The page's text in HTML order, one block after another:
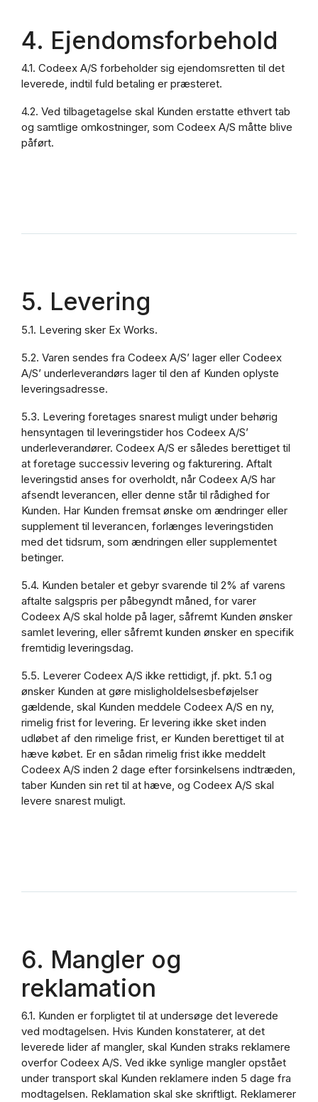
4. Ejendomsforbehold
4.1. Codeex A/S forbeholder sig ejendomsretten til det
leverede, indtil fuld betaling er præsteret.
4.2. Ved tilbagetagelse skal Kunden erstatte ethvert tab
og samtlige omkostninger, som Codeex A/S måtte blive
påført.
5. Levering
5.1. Levering sker Ex Works.
5.2. Varen sendes fra Codeex A/S’ lager eller Codeex
A/S’ underleverandørs lager til den af Kunden oplyste
leveringsadresse.
5.3. Levering foretages snarest muligt under behørig
hensyntagen til leveringstider hos Codeex A/S’
underleverandører. Codeex A/S er således berettiget til
at foretage successiv levering og fakturering. Aftalt
leveringstid anses for overholdt, når Codeex A/S har
afsendt leverancen, eller denne står til rådighed for
Kunden. Har Kunden fremsat ønske om ændringer eller
supplement til leverancen, forlænges leveringstiden
med det tidsrum, som ændringen eller supplementet
betinger.
5.4. Kunden betaler et gebyr svarende til 2% af varens
aftalte salgspris per påbegyndt måned, for varer
Codeex A/S skal holde på lager, såfremt Kunden ønsker
samlet levering, eller såfremt kunden ønsker en specifik
fremtidig leveringsdag.
5.5. Leverer Codeex A/S ikke rettidigt, jf. pkt. 5.1 og
ønsker Kunden at gøre misligholdelsesbeføjelser
gældende, skal Kunden meddele Codeex A/S en ny,
rimelig frist for levering. Er levering ikke sket inden
udløbet af den rimelige frist, er Kunden berettiget til at
hæve købet. Er en sådan rimelig frist ikke meddelt
Codeex A/S inden 2 dage efter forsinkelsens indtræden,
taber Kunden sin ret til at hæve, og Codeex A/S skal
levere snarest muligt.
6. Mangler og
reklamation
6.1. Kunden er forpligtet til at undersøge det leverede
ved modtagelsen. Hvis Kunden konstaterer, at det
leverede lider af mangler, skal Kunden straks reklamere
overfor Codeex A/S. Ved ikke synlige mangler opstået
under transport skal Kunden reklamere inden 5 dage fra
modtagelsen. Reklamation skal ske skriftligt. Reklamerer